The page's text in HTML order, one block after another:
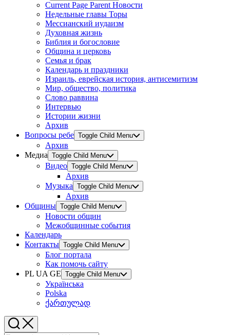
Current Page Parent Новости
Недельные главы Торы
Мессианский иудаизм
Духовная жизнь
Библия и богословие
Община и церковь
Семья и брак
Календарь и праздники
Израиль, еврейская история, антисемитизм
Мир, общество, политика
Слово раввина
Интервью
Истории жизни
Архив
Вопросы ребе Toggle Child Menu
Архив
Медиа Toggle Child Menu
Видео Toggle Child Menu
Архив
Музыка Toggle Child Menu
Архив
Общины Toggle Child Menu
Новости общин
Межобщинные события
Календарь
Контакты Toggle Child Menu
Блог портала
Как помочь сайту
PL UA GE Toggle Child Menu
Українська
Polska
ქართულად